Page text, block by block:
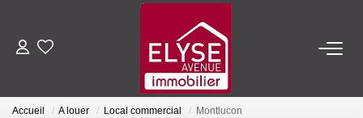
ACHETER
Accueil A louer Local commercial Montlucon